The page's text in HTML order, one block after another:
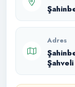
Adres